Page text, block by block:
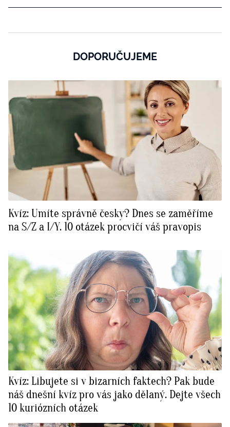
DOPORUČUJEME
Kvíz: Umíte správně česky? Dnes se zaměříme
na S/Z a I/Y. 10 otázek procvičí váš pravopis
Kvíz: Libujete si v bizarních faktech? Pak bude
náš dnešní kvíz pro vás jako dělaný. Dejte všech
10 kuriózních otázek